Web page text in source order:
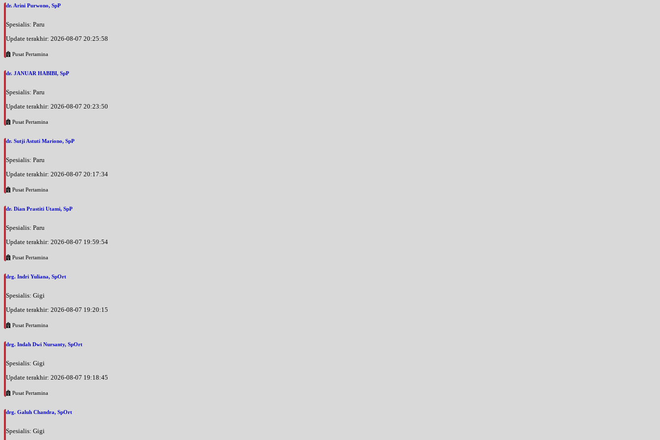
dr. Arini Purwono, SpP
Spesialis: Paru
Update terakhir: 2026-08-07 20:25:58
Pusat Pertamina
dr. JANUAR HABIBI, SpP
Spesialis: Paru
Update terakhir: 2026-08-07 20:23:50
Pusat Pertamina
dr. Sutji Astuti Mariono, SpP
Spesialis: Paru
Update terakhir: 2026-08-07 20:17:34
Pusat Pertamina
dr. Dian Prastiti Utami, SpP
Spesialis: Paru
Update terakhir: 2026-08-07 19:59:54
Pusat Pertamina
drg. Indri Yuliana, SpOrt
Spesialis: Gigi
Update terakhir: 2026-08-07 19:20:15
Pusat Pertamina
drg. Indah Dwi Nursanty, SpOrt
Spesialis: Gigi
Update terakhir: 2026-08-07 19:18:45
Pusat Pertamina
drg. Galuh Chandra, SpOrt
Spesialis: Gigi